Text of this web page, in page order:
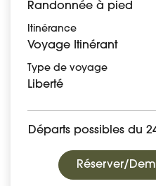
Randonnée à pied
Itinérance
Voyage Itinérant
Type de voyage
Liberté
Départs possibles du
Réserver/